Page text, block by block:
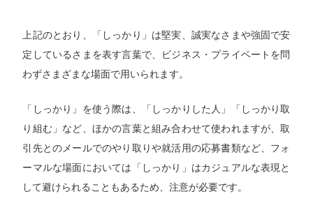
上記のとおり、「しっかり」は堅実、誠実なさまや強固で安
定しているさまを表す言葉で、ビジネス・プライベートを問
わずさまざまな場面で用いられます。
「しっかり」を使う際は、「しっかりした人」「しっかり取
り組む」など、ほかの言葉と組み合わせて使われますが、取
引先とのメールでのやり取りや就活用の応募書類など、フォ
ーマルな場面においては「しっかり」はカジュアルな表現と
して避けられることもあるため、注意が必要です。